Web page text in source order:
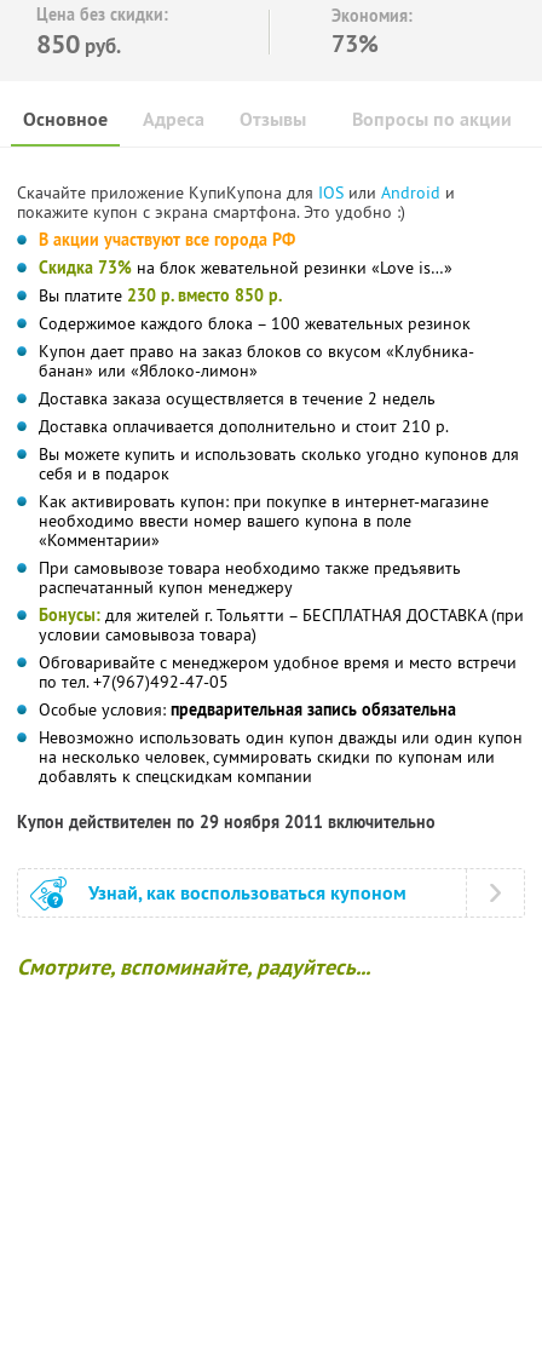
Цена без скидки:
850 руб.
Экономия:
73%
Основное Отзывы Вопросы по акции
Адреса
Скачайте приложение КупиКупона для IOS или Android и
покажите купон с экрана смартфона. Это удобно :)
В акции участвуют все города РФ
Скидка 73% на блок жевательной резинки «Love is…»
Вы платите 230 р. вместо 850 р.
Содержимое каждого блока – 100 жевательных резинок
Купон дает право на заказ блоков со вкусом «Клубника-
банан» или «Яблоко-лимон»
Доставка заказа осуществляется в течение 2 недель
Доставка оплачивается дополнительно и стоит 210 р.
Вы можете купить и использовать сколько угодно купонов для
себя и в подарок
Как активировать купон: при покупке в интернет-магазине
необходимо ввести номер вашего купона в поле
«Комментарии»
При самовывозе товара необходимо также предъявить
распечатанный купон менеджеру
Бонусы: для жителей г. Тольятти – БЕСПЛАТНАЯ ДОСТАВКА (при
условии самовывоза товара)
Обговаривайте с менеджером удобное время и место встречи
по тел. +7(967)492-47-05
Особые условия: предварительная запись обязательна
Невозможно использовать один купон дважды или один купон
на несколько человек, суммировать скидки по купонам или
добавлять к спецскидкам компании
Купон действителен по 29 ноября 2011 включительно
Узнай, как воспользоваться купоном
Смотрите, вспоминайте, радуйтесь...